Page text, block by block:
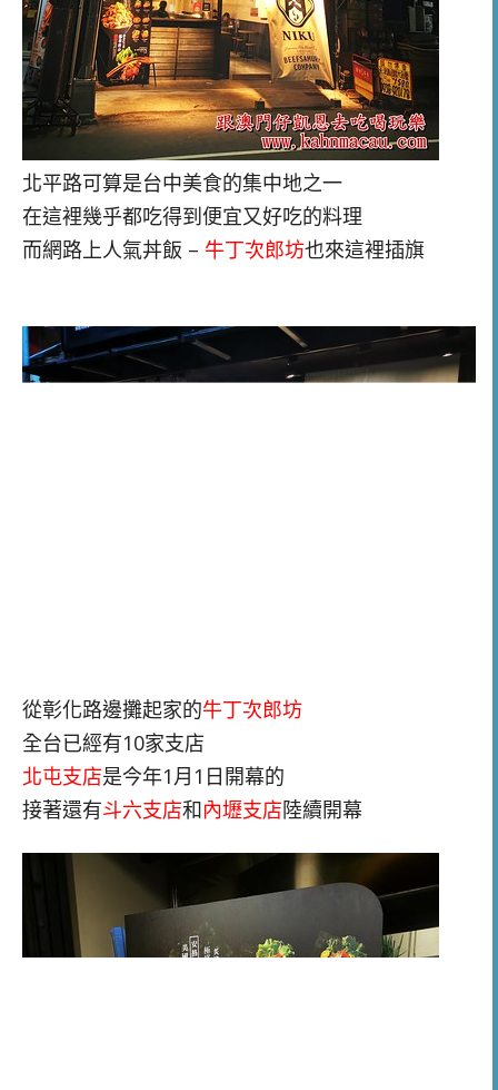
北平路可算是台中美食的集中地之一
在這裡幾乎都吃得到便宜又好吃的料理
而網路上人氣丼飯 – 牛丁次郎坊也來這裡插旗
從彰化路邊攤起家的牛丁次郎坊
全台已經有10家支店
北屯支店是今年1月1日開幕的
接著還有斗六支店和內壢支店陸續開幕